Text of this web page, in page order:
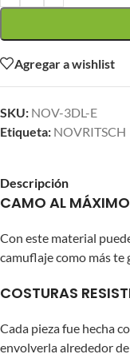
Agregar a wishlist
SKU: NOV-3DL-E
Etiqueta: NOVRITSCH
Descripción
CAMO AL MÁXIMO
Con este material
camuflaje como más te
COSTURAS
Cada pieza fue hecha
envolverla alrededor